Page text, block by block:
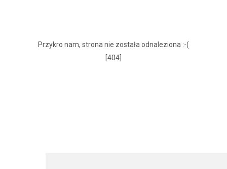
Przykro nam, strona nie została odnaleziona :-(
[404]